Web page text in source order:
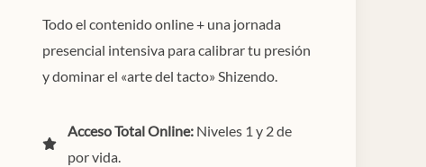
Todo el contenido online + una jornada
presencial intensiva para calibrar tu presión
y dominar el «arte del tacto» Shizendo.
Acceso Total Online: Niveles 1 y 2 de
por vida.